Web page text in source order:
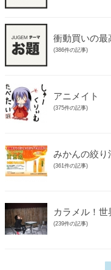
衝動買いの最
(386件の記事)
アニメイト
(375件の記事)
みかんの絞り
(361件の記事)
カラメル！世
(239件の記事)